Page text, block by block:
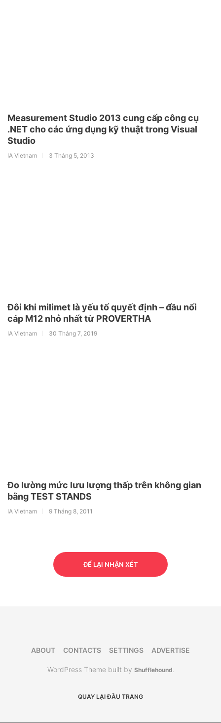
Measurement Studio 2013 cung cấp công cụ
.NET cho các ứng dụng kỹ thuật trong Visual
Studio
IA Vietnam 3 Tháng 5, 2013
Đôi khi milimet là yếu tố quyết định – đầu nối
cáp M12 nhỏ nhất từ PROVERTHA
IA Vietnam 30 Tháng 7, 2019
Đo lường mức lưu lượng thấp trên không gian
bằng TEST STANDS
IA Vietnam 9 Tháng 8, 2011
ĐỂ LẠI NHẬN XÉT
ABOUT CONTACTS SETTINGS ADVERTISE
WordPress Theme built by Shufflehound
QUAY LẠI ĐẦU TRANG